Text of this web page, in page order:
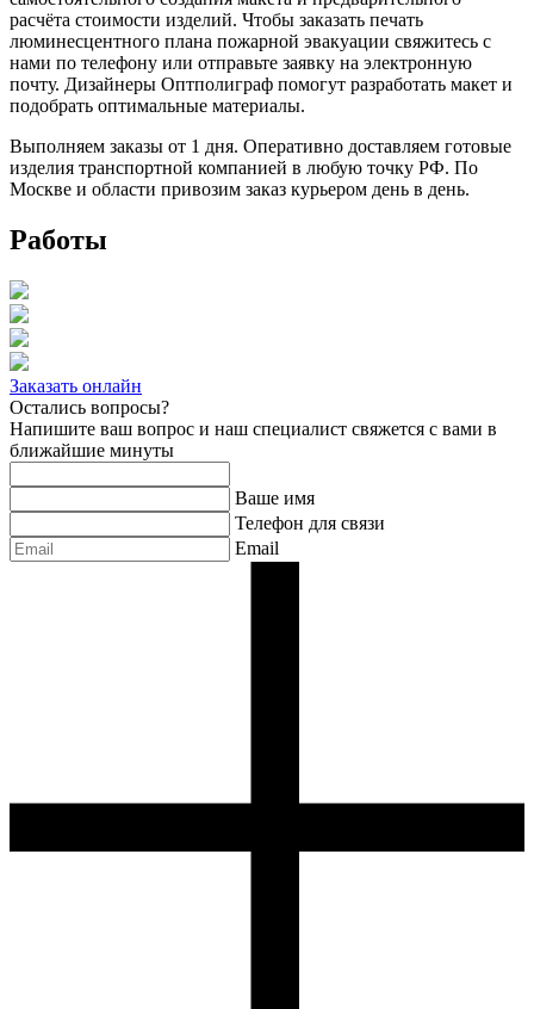
расчёта стоимости изделий. Чтобы заказать печать
люминесцентного плана пожарной эвакуации свяжитесь с
нами по телефону или отправьте заявку на электронную
почту. Дизайнеры Оптполиграф помогут разработать макет и
подобрать оптимальные материалы.
Выполняем заказы от 1 дня. Оперативно доставляем готовые
изделия транспортной компанией в любую точку РФ. По
Москве и области привозим заказ курьером день в день.
Работы
Заказать онлайн
Остались вопросы?
Напишите ваш вопрос и наш специалист свяжется с вами в
ближайшие минуты
Ваше имя
Телефон для связи
Email